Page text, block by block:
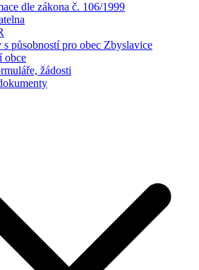
dle zákona č. 106/1999
s působností pro obec Zbyslavice
obce
žádosti